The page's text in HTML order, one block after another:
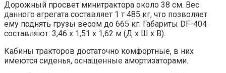
Дорожный просвет минитрактора около 38 см. Вес
данного агрегата составляет 1 т 485 кг, что позволяет
ему поднять грузы весом до 665 кг. Габариты DF-404
составляют: 3,46 х 1,51 х 1,62 м (Д х Ш х В).
Кабины тракторов достаточно комфортные, в них
имеются сиденья, оснащенные амортизаторами.